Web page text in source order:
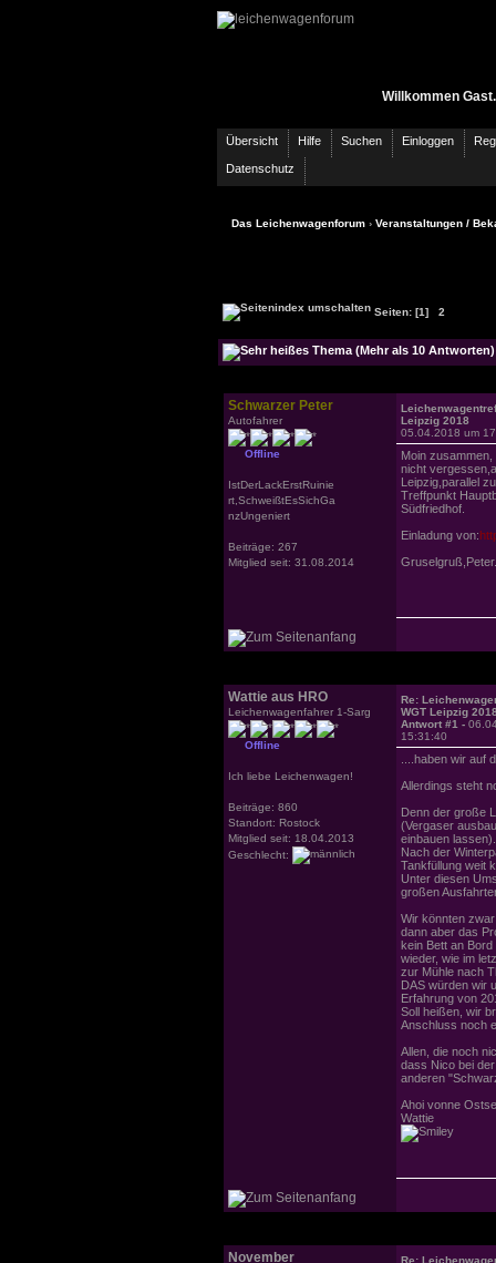
Willkommen
Übersicht Hilfe Suchen Einloggen
Datenschutz
Das Leichenwagenforum › Veranstaltungen /
Seiten: [1] 2
Schwarzer Peter
Autofahrer
Offline
IstDerLackErstRuinie
rt,SchweißtEsSichGa
nzUngeniert
Beiträge: 267
Mitglied seit: 31.08.2014
Leipzig 2018
05.04.2018 um
Moin zusammen,
nicht
Leipzig,parallel
Treffpunkt
Südfriedhof.
Einladung von:
Gruselgruß,Peter.
Wattie aus HRO
Leichenwagenfahrer 1-Sarg
Offline
Ich liebe Leichenwagen!
Beiträge: 860
Standort: Rostock
Mitglied seit: 18.04.2013
Geschlecht:
Re:
WGT Leipzig
Antwort #1 -
15:31:40
....haben wir auf
Allerdings steht
Denn der große
(Vergaser
einbauen lassen).
Nach der
Tankfüllung weit
Unter diesen
großen
Wir könnten
dann aber das
kein Bett an
wieder, wie im
zur Mühle nach
DAS würden wir
Erfahrung von
Soll heißen, wir
Anschluss noch
Allen, die noch
dass Nico bei
anderen
Ahoi vonne
Wattie
November
Re: